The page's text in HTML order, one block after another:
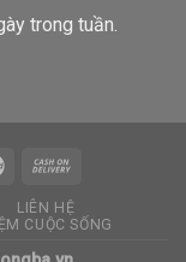
trong tuần.
LIÊN HỆ
CUỘC SỐNG